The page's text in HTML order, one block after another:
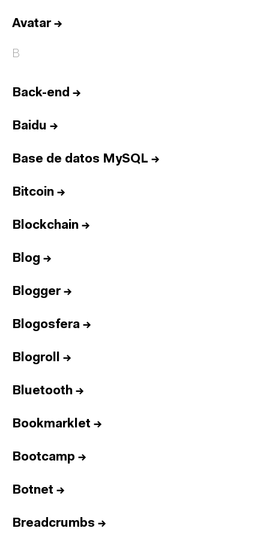
Avatar→
B
Back-end →
Baidu →
Base de datos MySQL →
Bitcoin →
Blockchain →
Blog →
Blogger→
Blogosfera →
Blogroll →
Bluetooth →
Bookmarklet →
Bootcamp →
Botnet →
Breadcrumbs →